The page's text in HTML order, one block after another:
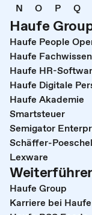
N
O P Q
Haufe
Haufe People
Haufe Fachwissen
Haufe HR-
Haufe Digitale
Haufe Akademie
Smartsteuer
Semigator
Schäffer-Poeschel
Lexware
Haufe Group
Karriere bei Haufe